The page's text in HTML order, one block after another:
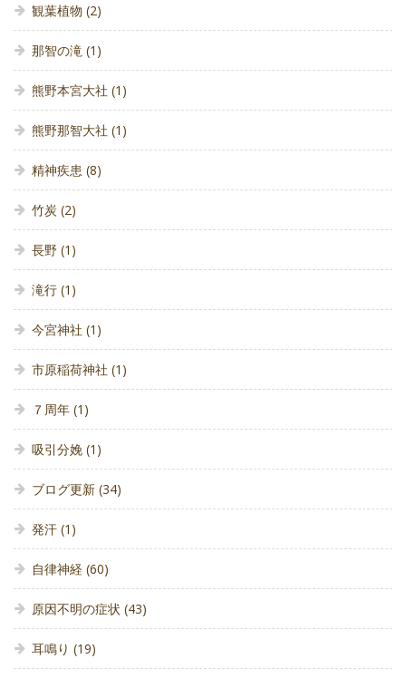
観葉植物 (2)
那智の滝 (1)
熊野本宮大社 (1)
熊野那智大社 (1)
精神疾患 (8)
竹炭 (2)
長野 (1)
滝行 (1)
今宮神社 (1)
市原稲荷神社 (1)
７周年 (1)
吸引分娩 (1)
ブログ更新 (34)
発汗 (1)
自律神経 (60)
原因不明の症状 (43)
耳鳴り (19)